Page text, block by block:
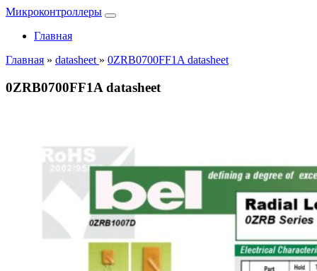
Микроконтроллеры
Главная
Главная » datasheet » 0ZRB0700FF1A datasheet
0ZRB0700FF1A datasheet